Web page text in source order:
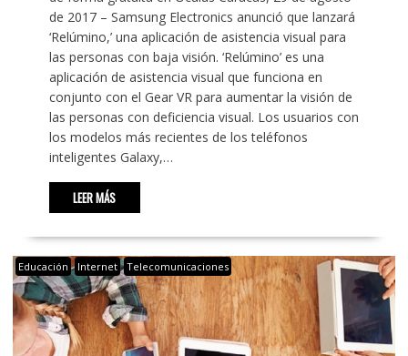
de 2017 – Samsung Electronics anunció que lanzará
‘Relúmino,’ una aplicación de asistencia visual para
las personas con baja visión. ‘Relúmino’ es una
aplicación de asistencia visual que funciona en
conjunto con el Gear VR para aumentar la visión de
las personas con deficiencia visual. Los usuarios con
los modelos más recientes de los teléfonos
inteligentes Galaxy,…
LEER MÁS
Educación Internet Telecomunicaciones